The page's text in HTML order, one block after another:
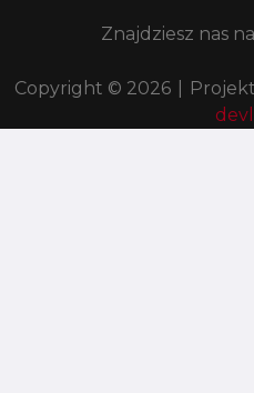
Znajdziesz nas
Copyright © 2026 Projekt